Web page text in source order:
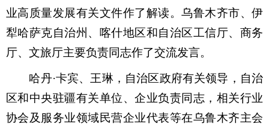
业高质量发展有关文件作了解读。乌鲁木齐市、伊
犁哈萨克自治州、喀什地区和自治区工信厅、商务
厅、文旅厅主要负责同志作了交流发言。
哈丹·卡宾、王琳，自治区政府有关领导，自治
区和中央驻疆有关单位、企业负责同志，相关行业
协会及服务业领域民营企业代表等在乌鲁木齐主会